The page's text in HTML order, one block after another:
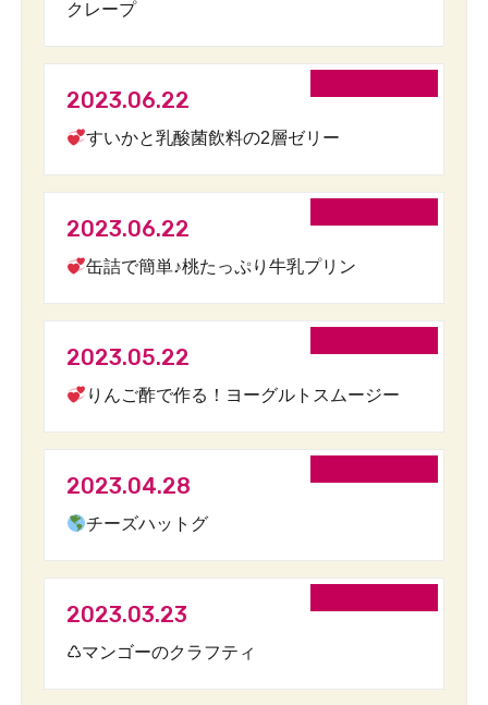
クレープ
2023.06.22
すいかと乳酸菌飲料の2層ゼリー
2023.06.22
缶詰で簡単♪桃たっぷり牛乳プリン
2023.05.22
りんご酢で作る！ヨーグルトスムージー
2023.04.28
チーズハットグ
2023.03.23
♺マンゴーのクラフティ